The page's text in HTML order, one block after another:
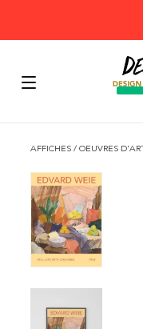
AFFICHES / OEUVRES